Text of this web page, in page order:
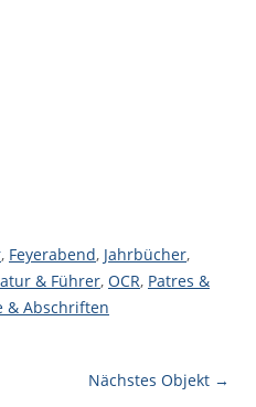
, Feyerabend, Jahrbücher,
& Führer, OCR, Patres &
& Abschriften
Nächstes Objekt →